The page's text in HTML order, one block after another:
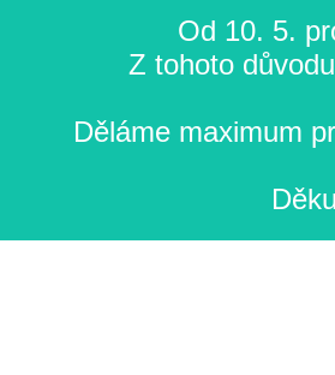
Od 10. 5.
Z tohoto
Děláme maximum